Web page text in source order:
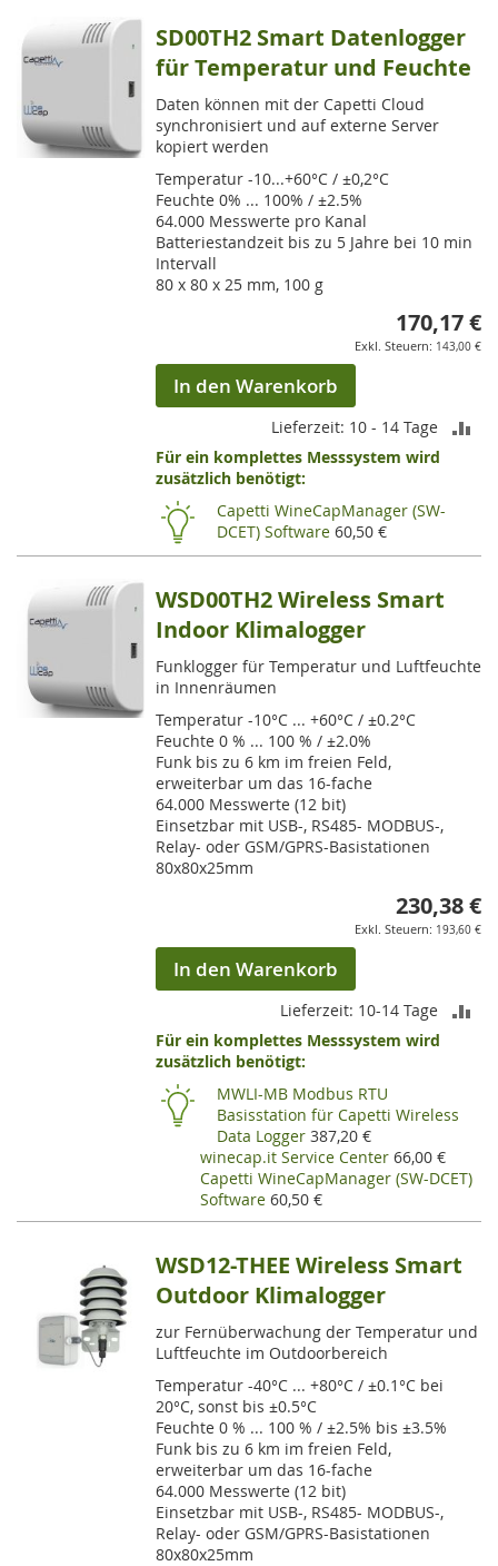
SD00TH2 Smart Datenlogger
für Temperatur und Feuchte
Daten können mit der Capetti Cloud
synchronisiert und auf externe Server
kopiert werden
Temperatur -10...+60°C / ±0,2°C
Feuchte 0% ... 100% / ±2.5%
64.000 Messwerte pro Kanal
Batteriestandzeit bis zu 5 Jahre bei 10 min
Intervall
80 x 80 x 25 mm, 100 g
170,17 €
143,00 €
In den Warenkorb
Lieferzeit: 10 - 14 Tage
Für ein komplettes Messsystem wird
zusätzlich benötigt:
Capetti WineCapManager (SW-
DCET) Software 60,50 €
WSD00TH2 Wireless Smart
Indoor Klimalogger
Funklogger für Temperatur und Luftfeuchte
in Innenräumen
Temperatur -10°C ... +60°C / ±0.2°C
Feuchte 0 % ... 100 % / ±2.0%
Funk bis zu 6 km im freien Feld,
erweiterbar um das 16-fache
64.000 Messwerte (12 bit)
Einsetzbar mit USB-, RS485- MODBUS-,
Relay- oder GSM/GPRS-Basistationen
80x80x25mm
230,38 €
193,60 €
In den Warenkorb
Lieferzeit: 10-14 Tage
Für ein komplettes Messsystem wird
zusätzlich benötigt:
MWLI-MB Modbus RTU
Basisstation für Capetti Wireless
Data Logger 387,20 €
winecap.it Service Center 66,00 €
Capetti WineCapManager (SW-DCET)
Software 60,50 €
WSD12-THEE Wireless Smart
Outdoor Klimalogger
zur Fernüberwachung der Temperatur und
Luftfeuchte im Outdoorbereich
Temperatur -40°C ... +80°C / ±0.1°C bei
20°C, sonst bis ±0.5°C
Feuchte 0 % ... 100 % / ±2.5% bis ±3.5%
Funk bis zu 6 km im freien Feld,
erweiterbar um das 16-fache
64.000 Messwerte (12 bit)
Einsetzbar mit USB-, RS485- MODBUS-,
Relay- oder GSM/GPRS-Basistationen
80x80x25mm